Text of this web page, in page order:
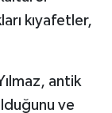
kıyafetler,
antik
ve